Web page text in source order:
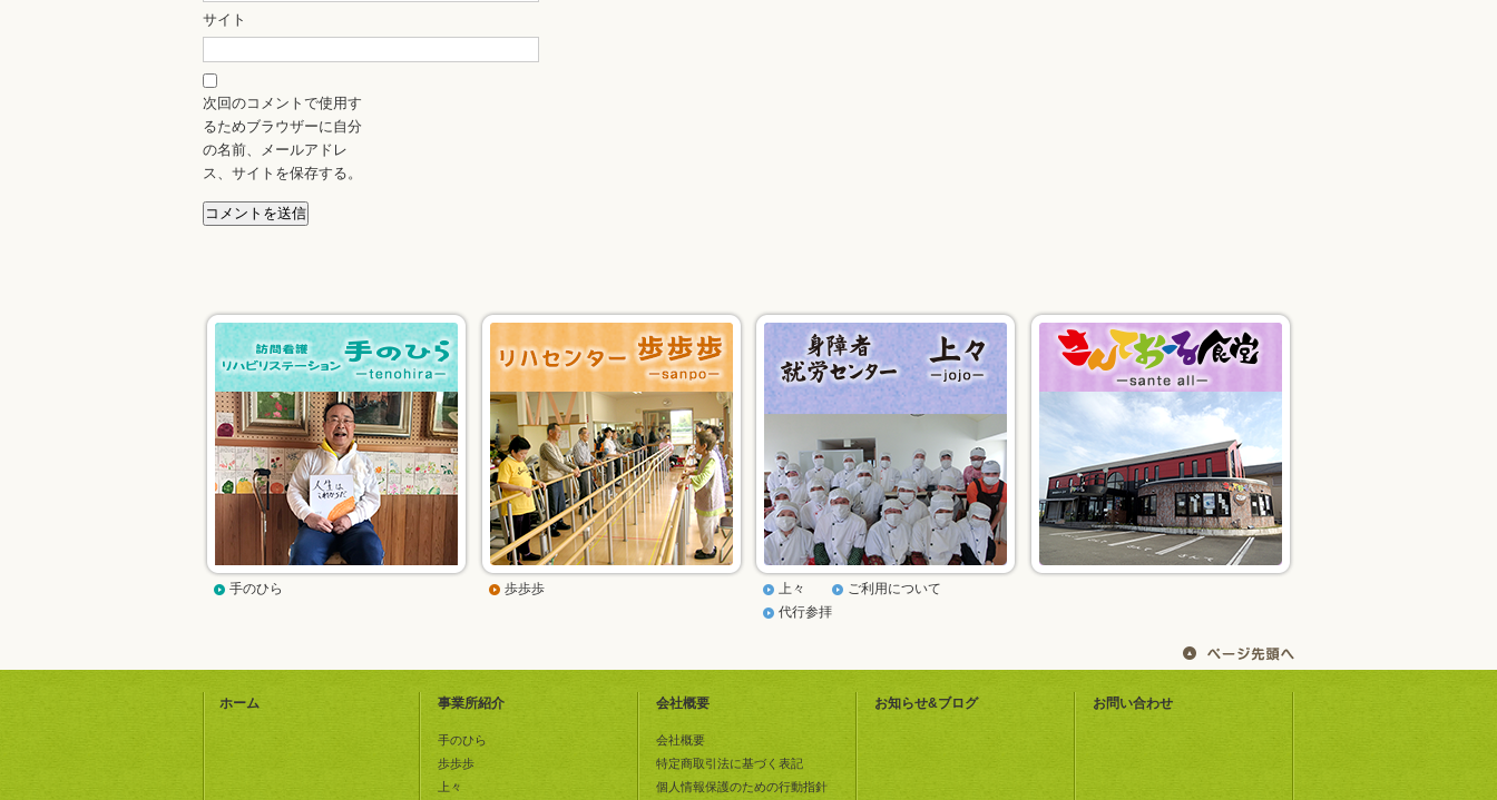
サイト
次回のコメントで使用す
るためブラウザーに自分
の名前、メールアドレ
ス、サイトを保存する。
手のひら 歩歩歩 上々
ご利用について
代行参拝
ホーム 事業所紹介
手のひら
歩歩歩
上々
会社概要
会社概要
特定商取引法に基づく表記
個人情報保護のための行動指針
お知らせ&ブログ お問い合わせ